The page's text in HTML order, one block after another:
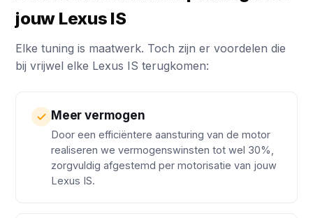
jouw Lexus IS
Elke tuning is maatwerk. Toch zijn er voordelen die
bij vrijwel elke Lexus IS terugkomen:
Meer vermogen
Door een efficiëntere aansturing van de motor
realiseren we vermogenswinsten tot wel 30%,
zorgvuldig afgestemd per motorisatie van jouw
Lexus IS.